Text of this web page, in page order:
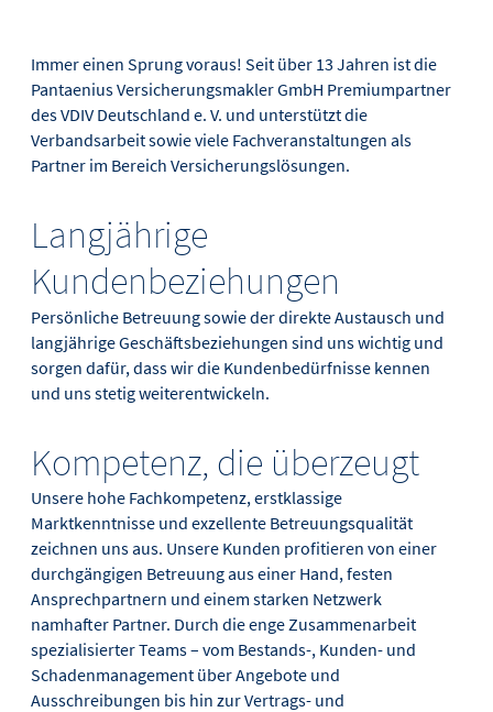
Immer einen Sprung voraus! Seit über 13 Jahren ist die
Pantaenius Versicherungsmakler GmbH Premiumpartner
des VDIV Deutschland e. V. und unterstützt die
Verbandsarbeit sowie viele Fachveranstaltungen als
Partner im Bereich Versicherungslösungen.
Langjährige
Kundenbeziehungen
Persönliche Betreuung sowie der direkte Austausch und
langjährige Geschäftsbeziehungen sind uns wichtig und
sorgen dafür, dass wir die Kundenbedürfnisse kennen
und uns stetig weiterentwickeln.
Kompetenz, die überzeugt
Unsere hohe Fachkompetenz, erstklassige
Marktkenntnisse und exzellente Betreuungsqualität
zeichnen uns aus. Unsere Kunden profitieren von einer
durchgängigen Betreuung aus einer Hand, festen
Ansprechpartnern und einem starken Netzwerk
namhafter Partner. Durch die enge Zusammenarbeit
spezialisierter Teams – vom Bestands-, Kunden- und
Schadenmanagement über Angebote und
Ausschreibungen bis hin zur Vertrags- und